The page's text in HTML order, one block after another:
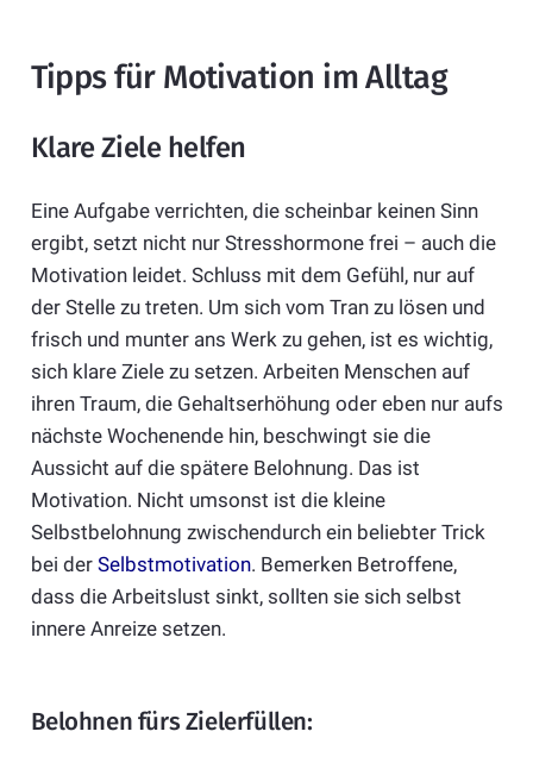
Tipps für Motivation im Alltag
Klare Ziele helfen
Eine Aufgabe verrichten, die scheinbar keinen Sinn
ergibt, setzt nicht nur Stresshormone frei – auch die
Motivation leidet. Schluss mit dem Gefühl, nur auf
der Stelle zu treten. Um sich vom Tran zu lösen und
frisch und munter ans Werk zu gehen, ist es wichtig,
sich klare Ziele zu setzen. Arbeiten Menschen auf
ihren Traum, die Gehaltserhöhung oder eben nur aufs
nächste Wochenende hin, beschwingt sie die
Aussicht auf die spätere Belohnung. Das ist
Motivation. Nicht umsonst ist die kleine
Selbstbelohnung zwischendurch ein beliebter Trick
bei der Selbstmotivation. Bemerken Betroffene,
dass die Arbeitslust sinkt, sollten sie sich selbst
innere Anreize setzen.
Belohnen fürs Zielerfüllen: